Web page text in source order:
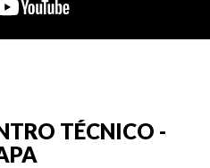
TÉCNICO -